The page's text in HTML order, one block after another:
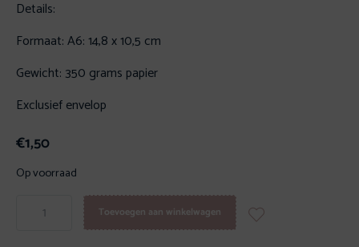
Details:
Formaat: A6: 14,8 x 10,5 cm
Gewicht: 350 grams papier
Exclusief envelop
€1,50
Op voorraad
Toevoegen aan winkelwagen